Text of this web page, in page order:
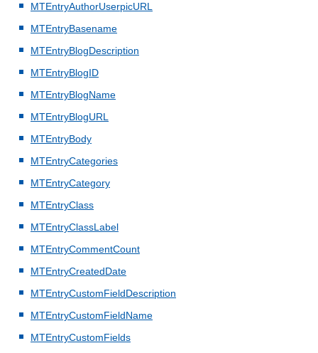
MTEntryAuthorUserpicURL
MTEntryBasename
MTEntryBlogDescription
MTEntryBlogID
MTEntryBlogName
MTEntryBlogURL
MTEntryBody
MTEntryCategories
MTEntryCategory
MTEntryClass
MTEntryClassLabel
MTEntryCommentCount
MTEntryCreatedDate
MTEntryCustomFieldDescription
MTEntryCustomFieldName
MTEntryCustomFields